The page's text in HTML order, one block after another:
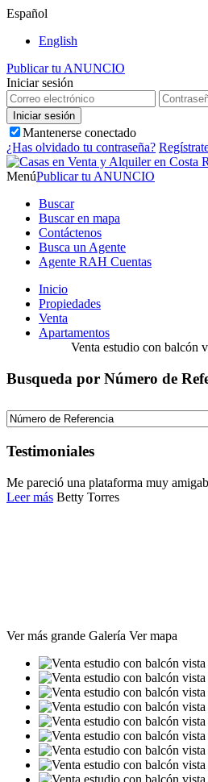
Español
English
Publicar tu ANUNCIO
Iniciar sesión
Mantenerse conectado
¿Has olvidado tu contraseña?
MenúPublicar tu ANUNCIO
Buscar
Buscar en mapa
Contáctenos
Busca un Agente
Agente RAH Cuentas
Inicio
Propiedades
Venta
Apartamentos
Venta estudio con balcón
Busqueda por Número de
Testimoniales
Me pareció una plataforma muy
Leer más Betty Torres
Ver más grande Galería Ver mapa